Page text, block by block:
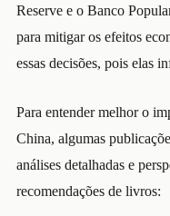
Reserve e o Banco
para mitigar os efeitos
essas decisões, pois elas
Para entender melhor o
China, algumas
análises detalhadas e
recomendações de livros: